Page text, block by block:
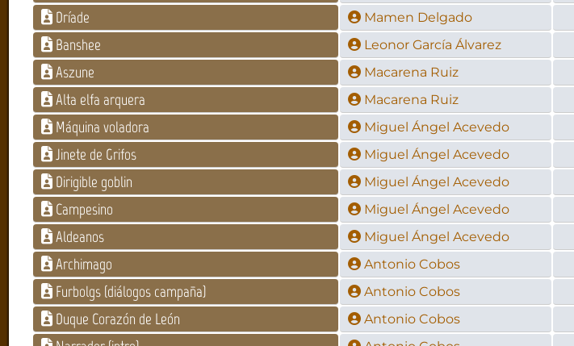
Dríade Mamen Delgado
Banshee Leonor García Álvarez
Aszune Macarena Ruiz
Alta elfa arquera Macarena Ruiz
Máquina voladora Miguel Ángel Acevedo
Jinete de Grifos Miguel Ángel Acevedo
Dirigible goblin Miguel Ángel Acevedo
Campesino Miguel Ángel Acevedo
Aldeanos Miguel Ángel Acevedo
Archimago Antonio Cobos
Furbolgs (diálogos campaña) Antonio Cobos
Duque Corazón de León Antonio Cobos